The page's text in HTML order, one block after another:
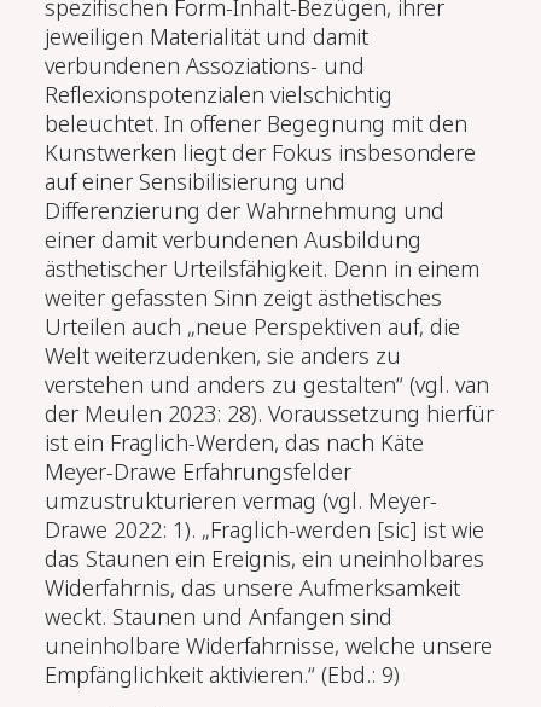
spezifischen Form-Inhalt-Bezügen, ihrer
jeweiligen Materialität und damit
verbundenen Assoziations- und
Reflexionspotenzialen vielschichtig
beleuchtet. In offener Begegnung mit den
Kunstwerken liegt der Fokus insbesondere
auf einer Sensibilisierung und
Differenzierung der Wahrnehmung und
einer damit verbundenen Ausbildung
ästhetischer Urteilsfähigkeit. Denn in einem
weiter gefassten Sinn zeigt ästhetisches
Urteilen auch „neue Perspektiven auf, die
Welt weiterzudenken, sie anders zu
verstehen und anders zu gestalten“ (vgl. van
der Meulen 2023: 28). Voraussetzung hierfür
ist ein Fraglich-Werden, das nach Käte
Meyer-Drawe Erfahrungsfelder
umzustrukturieren vermag (vgl. Meyer-
Drawe 2022: 1). „Fraglich-werden [sic] ist wie
das Staunen ein Ereignis, ein uneinholbares
Widerfahrnis, das unsere Aufmerksamkeit
weckt. Staunen und Anfangen sind
uneinholbare Widerfahrnisse, welche unsere
Empfänglichkeit aktivieren.“ (Ebd.: 9)